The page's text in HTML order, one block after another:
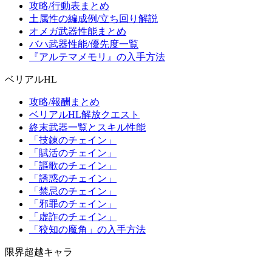
攻略/行動表まとめ
土属性の編成例/立ち回り解説
オメガ武器性能まとめ
バハ武器性能/優先度一覧
『アルテマメモリ』の入手方法
ベリアルHL
攻略/報酬まとめ
ベリアルHL解放クエスト
終末武器一覧とスキル性能
「技錬のチェイン」
「賦活のチェイン」
「謳歌のチェイン」
「誘惑のチェイン」
「禁忌のチェイン」
「邪罪のチェイン」
「虚詐のチェイン」
「狡知の魔角」の入手方法
限界超越キャラ